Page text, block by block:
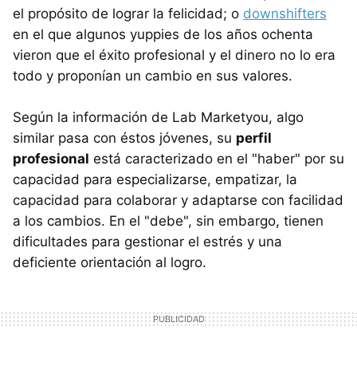
el propósito de lograr la felicidad; o downshifters
en el que algunos yuppies de los años ochenta
vieron que el éxito profesional y el dinero no lo era
todo y proponían un cambio en sus valores.
Según la información de Lab Marketyou, algo
similar pasa con éstos jóvenes, su perfil
profesional está caracterizado en el "haber" por su
capacidad para especializarse, empatizar, la
capacidad para colaborar y adaptarse con facilidad
a los cambios. En el "debe", sin embargo, tienen
dificultades para gestionar el estrés y una
deficiente orientación al logro.